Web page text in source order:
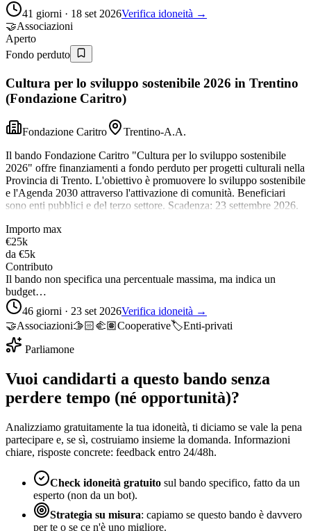
41 giorni · 18 set 2026Verifica idoneità →
🤝Associazioni
Aperto
Fondo perduto
Cultura per lo sviluppo sostenibile 2026 in Trentino
(Fondazione Caritro)
Fondazione Caritro
Trentino-A.A.
Il bando Fondazione Caritro "Cultura per lo sviluppo sostenibile
2026" offre finanziamenti a fondo perduto per progetti culturali nella
Provincia di Trento. L'obiettivo è promuovere lo sviluppo sostenibile
e l'Agenda 2030 attraverso l'attivazione di comunità. Beneficiari
sono enti pubblici e del terzo settore. Scadenza: 23 settembre 2026.
Importo max
€25k
da €5k
Contributo
Il bando non specifica una percentuale massima, ma indica un
budget…
46 giorni · 23 set 2026Verifica idoneità →
🤝Associazioni🫱🏻‍🫲🏽Cooperative🏷️Enti-privati
Parliamone
Vuoi candidarti a questo bando senza
perdere tempo (né opportunità)?
Analizziamo gratuitamente la tua idoneità, ti diciamo se vale la pena
partecipare e, se sì, costruiamo insieme la domanda. Informazioni
chiare, risposte concrete: feedback entro 24/48h.
Check idoneità gratuito sul bando specifico, fatto da un
esperto (non da un bot).
Strategia su misura: capiamo se questo bando è davvero
per te o se ce n'è uno migliore.